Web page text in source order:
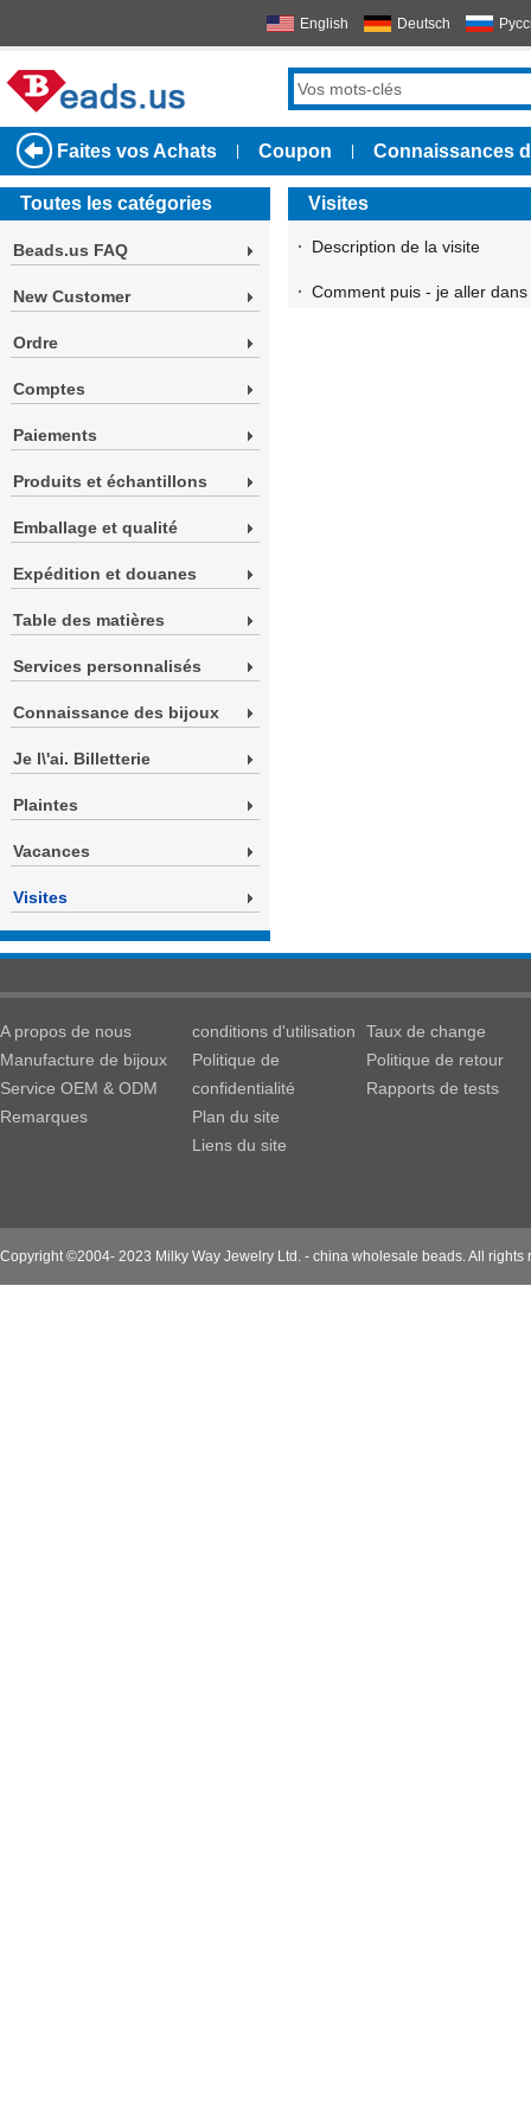
English Deutsch
Faites vos Achats Coupon Connaissances
Toutes les catégories
Beads.us FAQ
New Customer
Ordre
Comptes
Paiements
Produits et échantillons
Emballage et qualité
Expédition et douanes
Table des matières
Services personnalisés
Connaissance des bijoux
Je l\'ai. Billetterie
Plaintes
Vacances
Visites
Visites
· Description de la visite
· Comment puis - je aller
A propos de nous
Manufacture de bijoux
Service OEM & ODM
Remarques
conditions d'utilisation
Politique de
confidentialité
Plan du site
Liens du site
Taux de change
Politique de retour
Rapports de tests
Copyright ©2004- 2023 Milky Way Jewelry Ltd. - china wholesale beads. All rights